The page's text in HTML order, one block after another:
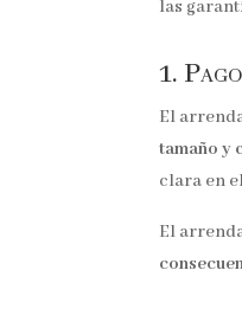
las
1.
El
tamaño y
clara en
El